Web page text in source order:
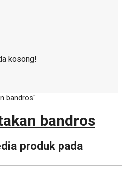
kosong!
bandros"
bandros
produk pada